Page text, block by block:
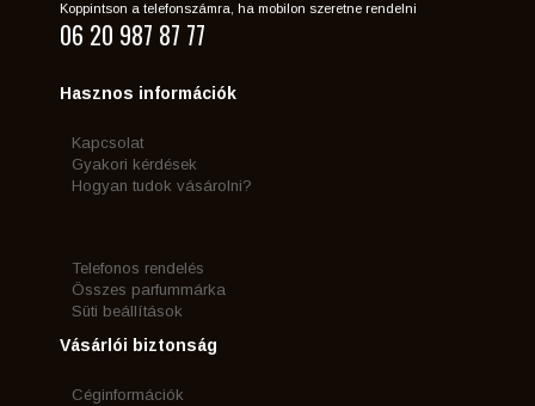
Koppintson a telefonszámra, ha mobilon szeretne rendelni
06 20 987 87 77
Hasznos információk
Kapcsolat
Gyakori kérdések
Hogyan tudok vásárolni?
Telefonos rendelés
Összes parfummárka
Süti beállítások
Vásárlói biztonság
Céginformációk